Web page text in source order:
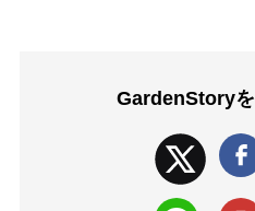
GardenStoryを